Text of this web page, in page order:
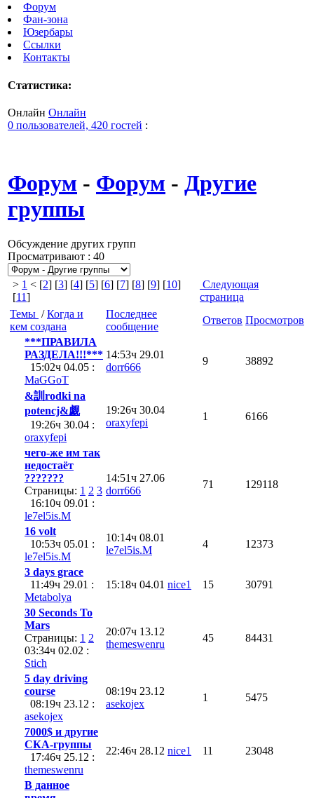
Форум
Фан-зона
Юзербары
Ссылки
Контакты
Статистика:
Онлайн Онлайн
0 пользователей, 420 гостей :
Форум - Форум - Другие
группы
Обсуждение других групп
Просматривают : 40
> 1 < [2] [3] [4] [5] [6] [7] [8] [9] [10]
[11]
Следующая
страница
Темы /Когда и
кем создана
Последнее
сообщение
Ответов Просмотров
***ПРАВИЛА
РАЗДЕЛА!!!***
15:02ч 04.05 :
MaGGoT
14:53ч 29.01
dorr666
9 38892
&訓rodki na
potencj&觑
19:26ч 30.04 :
oraxyfepi
19:26ч 30.04
oraxyfepi
1 6166
чего-же им так
недостаёт
???????
Страницы: 1 2 3
16:10ч 09.01 :
le7el5is.M
14:51ч 27.06
dorr666
71 129118
16 volt
10:53ч 05.01 :
le7el5is.M
10:14ч 08.01
le7el5is.M
4 12373
3 days grace
11:49ч 29.01 :
Metabolya
15:18ч 04.01 nice1 15 30791
30 Seconds To
Mars
Страницы: 1 2
03:34ч 02.02 :
Stich
20:07ч 13.12
themeswenru
45 84431
5 day driving
course
08:19ч 23.12 :
asekojex
08:19ч 23.12
asekojex
1 5475
7000$ и другие
СКА-группы
17:46ч 25.12 :
themeswenru
22:46ч 28.12 nice1 11 23048
В данное